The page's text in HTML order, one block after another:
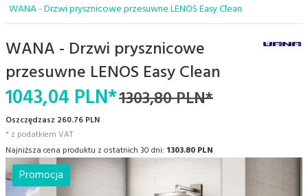
WANA - Drzwi prysznicowe przesuwne LENOS Easy Clean
WANA - Drzwi prysznicowe
przesuwne LENOS Easy Clean
1043,04 PLN*1303,80 PLN*
Oszczędzasz 260.76 PLN
* z podatkiem VAT
Najniższa cena produktu z ostatnich 30 dni: 1303.80 PLN
Promocja